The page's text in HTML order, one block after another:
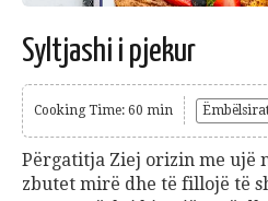
Syltjashi i pjekur
Cooking Time: 60 min
Përgatitja Ziej orizin me ujë
zbutet mirë dhe të fillojë të